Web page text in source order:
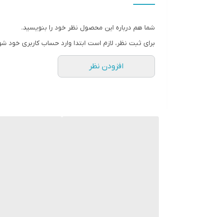
شما هم درباره این محصول نظر خود را بنویسید.
برای ثبت نظر، لازم است ابتدا وارد حساب کاربری خود
افزودن نظر